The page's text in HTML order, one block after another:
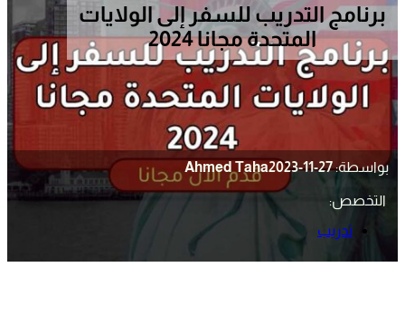
برنامج التدريب للسفر إلى الولايات
المتحدة مجانا 2024
بواسطة: Ahmed Taha2023-11-27
التخصص:
تدريب